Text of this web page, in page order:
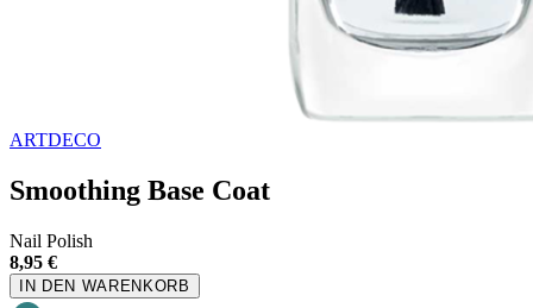
ARTDECO
Smoothing Base Coat
Nail Polish
8,95 €
IN DEN WARENKORB